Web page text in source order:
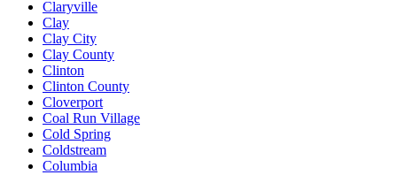
Claryville
Clay
Clay City
Clay County
Clinton
Clinton County
Cloverport
Coal Run Village
Cold Spring
Coldstream
Columbia